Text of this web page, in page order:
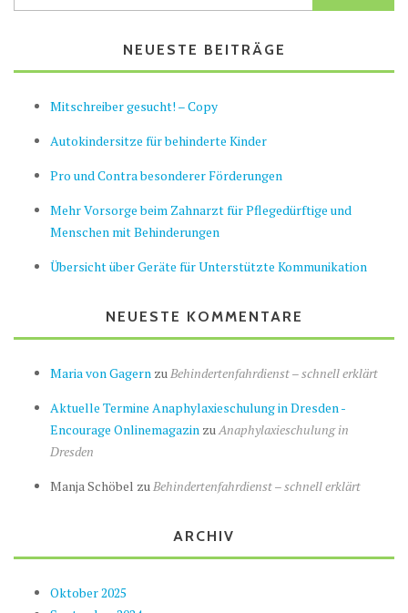
NEUESTE BEITRÄGE
Mitschreiber gesucht! – Copy
Autokindersitze für behinderte Kinder
Pro und Contra besonderer Förderungen
Mehr Vorsorge beim Zahnarzt für Pflegedürftige und
Menschen mit Behinderungen
Übersicht über Geräte für Unterstützte Kommunikation
NEUESTE KOMMENTARE
Maria von Gagern zuBehindertenfahrdienst – schnell erklärt
Aktuelle Termine Anaphylaxieschulung in Dresden -
Encourage Onlinemagazin zuAnaphylaxieschulung in
Dresden
Manja Schöbel zuBehindertenfahrdienst – schnell erklärt
ARCHIV
Oktober 2025